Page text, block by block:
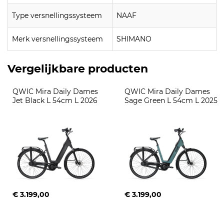
Type versnellingssysteem NAAF
Merk versnellingssysteem SHIMANO
Vergelijkbare producten
QWIC Mira Daily Dames
Jet Black L 54cm L 2026
€ 3.199,00
QWIC Mira Daily Dames
Sage Green L 54cm L 2025
€ 3.199,00